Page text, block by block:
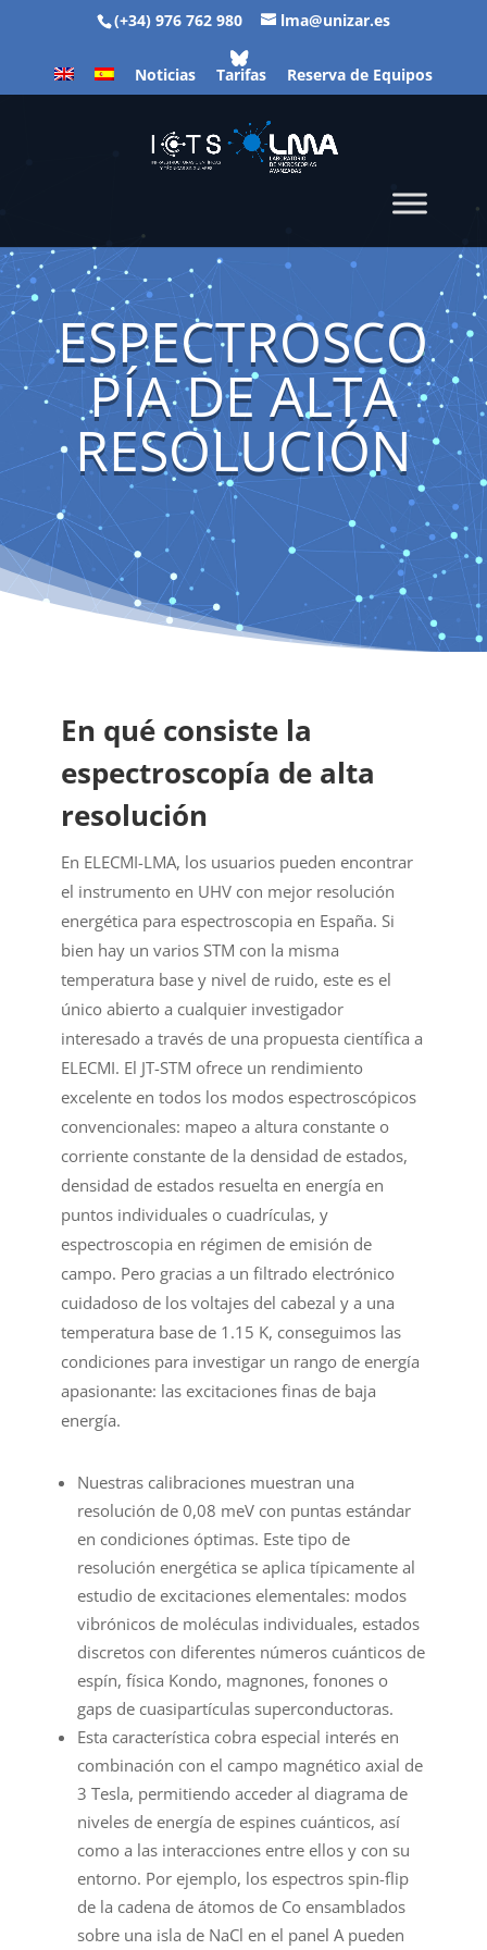
(+34) 976 762 980 lma@unizar.es
Noticias Tarifas Reserva de Equipos
ESPECTROSCO
PÍA DE ALTA
RESOLUCIÓN
En qué consiste la
espectroscopía de alta
resolución
En ELECMI-LMA, los usuarios pueden encontrar
el instrumento en UHV con mejor resolución
energética para espectroscopia en España. Si
bien hay un varios STM con la misma
temperatura base y nivel de ruido, este es el
único abierto a cualquier investigador
interesado a través de una propuesta científica a
ELECMI. El JT-STM ofrece un rendimiento
excelente en todos los modos espectroscópicos
convencionales: mapeo a altura constante o
corriente constante de la densidad de estados,
densidad de estados resuelta en energía en
puntos individuales o cuadrículas, y
espectroscopia en régimen de emisión de
campo. Pero gracias a un filtrado electrónico
cuidadoso de los voltajes del cabezal y a una
temperatura base de 1.15 K, conseguimos las
condiciones para investigar un rango de energía
apasionante: las excitaciones finas de baja
energía.
Nuestras calibraciones muestran una
resolución de 0,08 meV con puntas estándar
en condiciones óptimas. Este tipo de
resolución energética se aplica típicamente al
estudio de excitaciones elementales: modos
vibrónicos de moléculas individuales, estados
discretos con diferentes números cuánticos de
espín, física Kondo, magnones, fonones o
gaps de cuasipartículas superconductoras.
Esta característica cobra especial interés en
combinación con el campo magnético axial de
3 Tesla, permitiendo acceder al diagrama de
niveles de energía de espines cuánticos, así
como a las interacciones entre ellos y con su
entorno. Por ejemplo, los espectros spin-flip
de la cadena de átomos de Co ensamblados
sobre una isla de NaCl en el panel A pueden